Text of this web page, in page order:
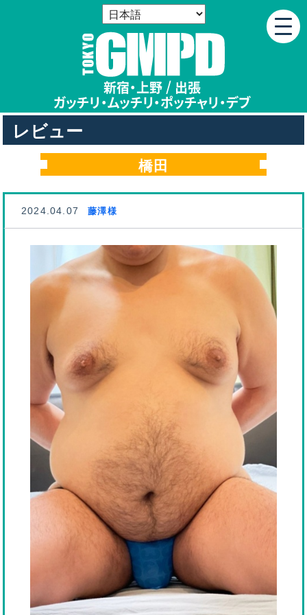
新宿・上野 / 出張
ガッチリ・ムッチリ・ポッチャリ・デブ
レビュー
橋田
2024.04.07 藤澤様